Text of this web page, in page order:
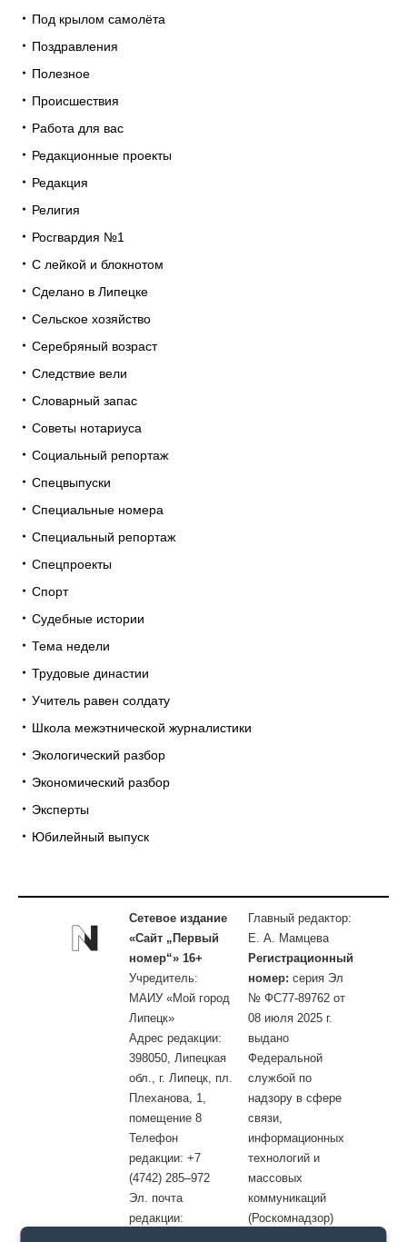
Под крылом самолёта
Поздравления
Полезное
Происшествия
Работа для вас
Редакционные проекты
Редакция
Религия
Росгвардия №1
С лейкой и блокнотом
Сделано в Липецке
Сельское хозяйство
Серебряный возраст
Следствие вели
Словарный запас
Советы нотариуса
Социальный репортаж
Спецвыпуски
Специальные номера
Специальный репортаж
Спецпроекты
Спорт
Судебные истории
Тема недели
Трудовые династии
Учитель равен солдату
Школа межэтнической журналистики
Экологический разбор
Экономический разбор
Эксперты
Юбилейный выпуск
Сетевое издание
«Сайт „Первый
номер“» 16+
Учредитель:
МАИУ «Мой город
Липецк»
Адрес редакции:
398050, Липецкая
обл., г. Липецк, пл.
Плеханова, 1,
помещение 8
Телефон
редакции: +7
(4742) 285–972
Эл. почта
редакции:
Главный редактор:
Е. А. Мамцева
Регистрационный
номер: серия Эл
№ ФС77-89762 от
08 июля 2025 г.
выдано
Федеральной
службой по
надзору в сфере
связи,
информационных
технологий и
массовых
коммуникаций
(Роскомнадзор)